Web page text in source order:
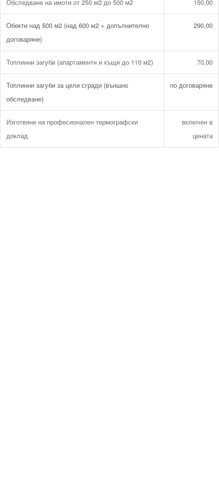
Обследване на имоти от 250 м2 до 500 м2 150,00
Обекти над 500 м2 (над 600 м2 + допълнително
договаряне)
290,00
Топлинни загуби (апартаменти и къщи до 110 м2) 70,00
Топлинни загуби за цели сгради (външно
обследване)
по договаряне
Изготвяне на професионален термографски
доклад
включен в
цената